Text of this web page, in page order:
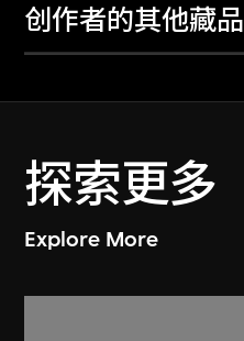
创作者的其他藏品
探索更多
Explore More